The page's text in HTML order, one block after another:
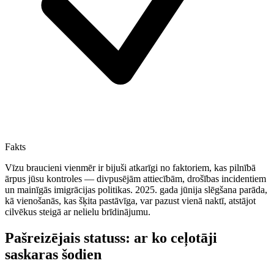
Fakts
Vīzu braucieni vienmēr ir bijuši atkarīgi no faktoriem, kas pilnībā
ārpus jūsu kontroles — divpusējām attiecībām, drošības incidentiem
un mainīgās imigrācijas politikas. 2025. gada jūnija slēgšana parāda,
kā vienošanās, kas šķita pastāvīga, var pazust vienā naktī, atstājot
cilvēkus steigā ar nelielu brīdinājumu.
Pašreizējais statuss: ar ko ceļotāji
saskaras šodien